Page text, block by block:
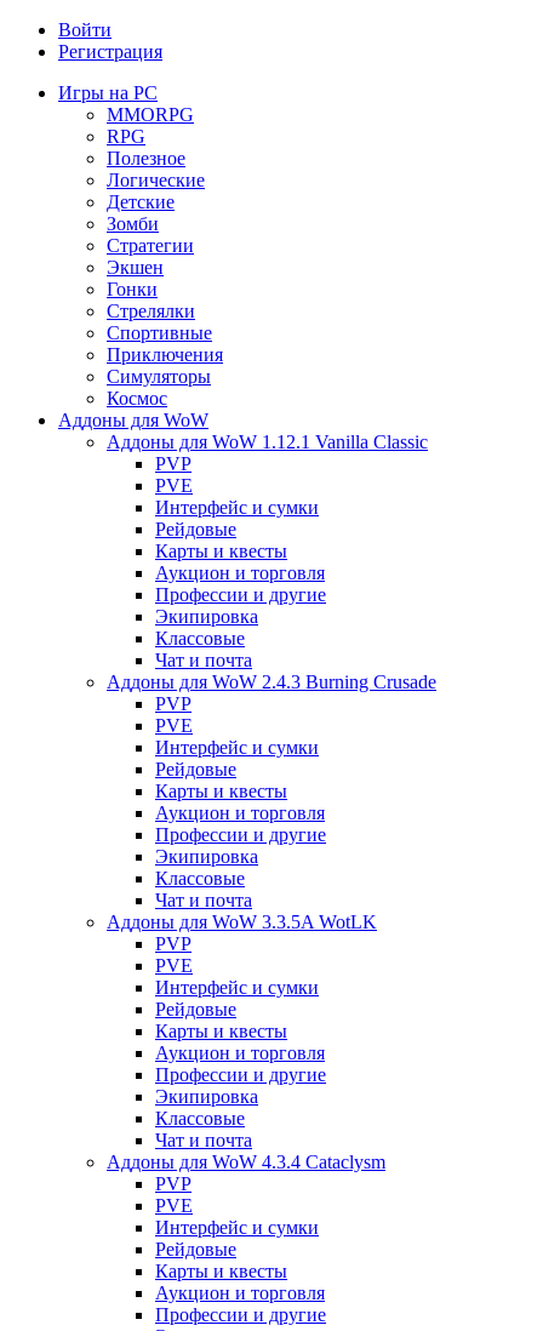
Войти
Регистрация
Игры на PC
MMORPG
RPG
Полезное
Логические
Детские
Зомби
Стратегии
Экшен
Гонки
Стрелялки
Спортивные
Приключения
Симуляторы
Космос
Аддоны для WoW
Аддоны для WoW 1.12.1 Vanilla Classic
PVP
PVE
Интерфейс и сумки
Рейдовые
Карты и квесты
Аукцион и торговля
Профессии и другие
Экипировка
Классовые
Чат и почта
Аддоны для WoW 2.4.3 Burning Crusade
PVP
PVE
Интерфейс и сумки
Рейдовые
Карты и квесты
Аукцион и торговля
Профессии и другие
Экипировка
Классовые
Чат и почта
Аддоны для WoW 3.3.5A WotLK
PVP
PVE
Интерфейс и сумки
Рейдовые
Карты и квесты
Аукцион и торговля
Профессии и другие
Экипировка
Классовые
Чат и почта
Аддоны для WoW 4.3.4 Cataclysm
PVP
PVE
Интерфейс и сумки
Рейдовые
Карты и квесты
Аукцион и торговля
Профессии и другие